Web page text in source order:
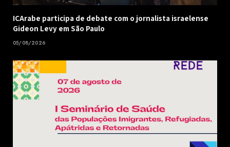
ICArabe participa de debate com o jornalista israelense
Gideon Levy em São Paulo
05/08/2026